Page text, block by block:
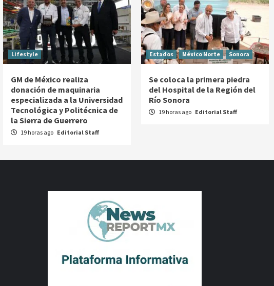
Lifestyle
GM de México realiza
donación de maquinaria
especializada a la Universidad
Tecnológica y Politécnica de
la Sierra de Guerrero
19 horas ago Editorial Staff
Estados México Norte Sonora
Se coloca la primera piedra
del Hospital de la Región del
Río Sonora
19 horas ago Editorial Staff